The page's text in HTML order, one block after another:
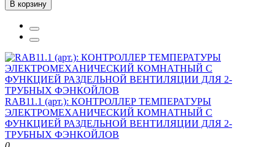
В корзину
RAB11.1 (арт.): КОНТРОЛЛЕР ТЕМПЕРАТУРЫ
ЭЛЕКТРОМЕХАНИЧЕСКИЙ КОМНАТНЫЙ С
ФУНКЦИЕЙ РАЗДЕЛЬНОЙ ВЕНТИЛЯЦИИ ДЛЯ 2-
ТРУБНЫХ ФЭНКОЙЛОВ